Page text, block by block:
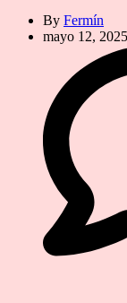
By Fermín
mayo 12, 2025